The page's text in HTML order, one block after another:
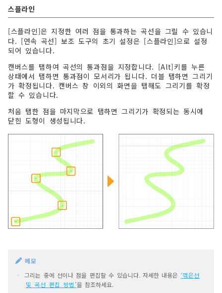
스플라인
[스플라인]은 지정한 여러 점을 통과하는 곡선을 그릴 수 있습니
다. [연속 곡선] 보조 도구의 초기 설정은 [스플라인]으로 설정
되어 있습니다.
캔버스를 탭하여 곡선의 통과점을 지정합니다. [Alt]키를 누른
상태에서 탭하면 통과점이 모서리가 됩니다. 더블 탭하면 그리기
가 확정됩니다. 캔버스 창 이외의 화면을 탭해도 그리기를 확정
할 수 있습니다.
처음 탭한 점을 마지막으로 탭하면 그리기가 확정되는 동시에
닫힌 도형이 생성됩니다.
메모
· 그리는 중에 선이나 점을 편집할 수 있습니다. 자세한 내용은 ‘꺾은선
및 곡선 편집 방법’을 참조하세요.